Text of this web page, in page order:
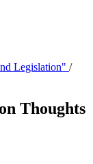
Legislation" /
Thoughts